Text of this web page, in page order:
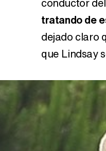
tratando de
dejado claro
que Lindsay